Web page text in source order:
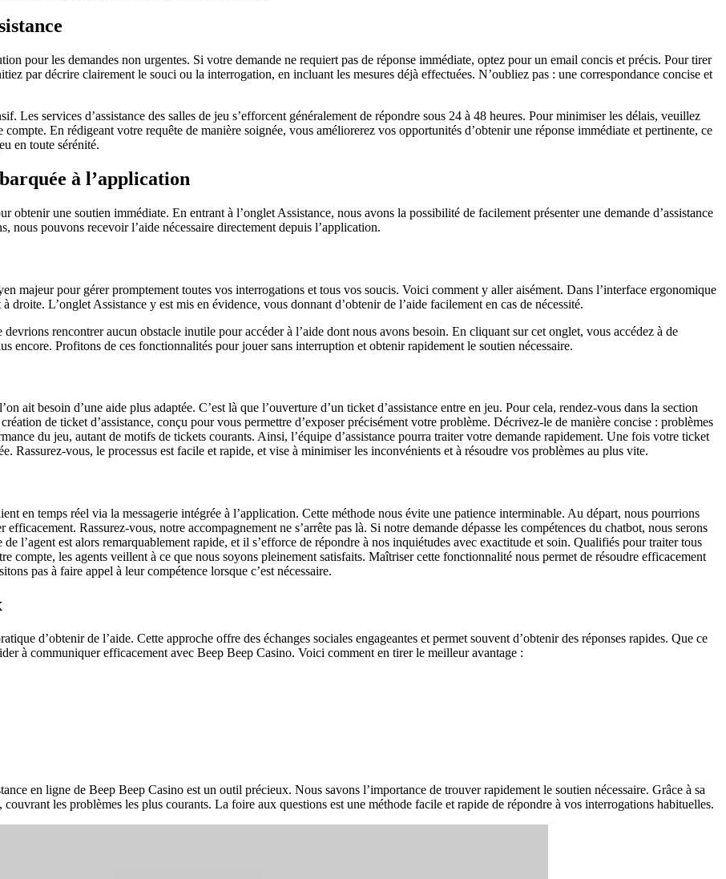
pour les demandes non urgentes. Si votre demande ne requiert pas de réponse immédiate, optez pour un email concis et précis. Pour tirer
par décrire clairement le souci ou la interrogation, en incluant les mesures déjà effectuées. N’oubliez pas : une correspondance concise et
Les services d’assistance des salles de jeu s’efforcent généralement de répondre sous 24 à 48 heures. Pour minimiser les délais, veuillez
En rédigeant votre requête de manière soignée, vous améliorerez vos opportunités d’obtenir une réponse immédiate et pertinente, ce
en toute sérénité.
à l’application
une soutien immédiate. En entrant à l’onglet Assistance, nous avons la possibilité de facilement présenter une demande d’assistance
nous pouvons recevoir l’aide nécessaire directement depuis l’application.
majeur pour gérer promptement toutes vos interrogations et tous vos soucis. Voici comment y aller aisément. Dans l’interface ergonomique
L’onglet Assistance y est mis en évidence, vous donnant d’obtenir de l’aide facilement en cas de nécessité.
rencontrer aucun obstacle inutile pour accéder à l’aide dont nous avons besoin. En cliquant sur cet onglet, vous accédez à de
encore. Profitons de ces fonctionnalités pour jouer sans interruption et obtenir rapidement le soutien nécessaire.
ait besoin d’une aide plus adaptée. C’est là que l’ouverture d’un ticket d’assistance entre en jeu. Pour cela, rendez-vous dans la section
de ticket d’assistance, conçu pour vous permettre d’exposer précisément votre problème. Décrivez-le de manière concise : problèmes
du jeu, autant de motifs de tickets courants. Ainsi, l’équipe d’assistance pourra traiter votre demande rapidement. Une fois votre ticket
Rassurez-vous, le processus est facile et rapide, et vise à minimiser les inconvénients et à résoudre vos problèmes au plus vite.
en temps réel via la messagerie intégrée à l’application. Cette méthode nous évite une patience interminable. Au départ, nous pourrions
Rassurez-vous, notre accompagnement ne s’arrête pas là. Si notre demande dépasse les compétences du chatbot, nous serons
l’agent est alors remarquablement rapide, et il s’efforce de répondre à nos inquiétudes avec exactitude et soin. Qualifiés pour traiter tous
compte, les agents veillent à ce que nous soyons pleinement satisfaits. Maîtriser cette fonctionnalité nous permet de résoudre efficacement
pas à faire appel à leur compétence lorsque c’est nécessaire.
d’obtenir de l’aide. Cette approche offre des échanges sociales engageantes et permet souvent d’obtenir des réponses rapides. Que ce
à communiquer efficacement avec Beep Beep Casino. Voici comment en tirer le meilleur avantage :
en ligne de Beep Beep Casino est un outil précieux. Nous savons l’importance de trouver rapidement le soutien nécessaire. Grâce à sa
les problèmes les plus courants. La foire aux questions est une méthode facile et rapide de répondre à vos interrogations habituelles.